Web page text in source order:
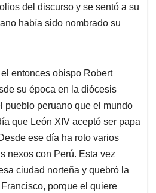
del discurso y se sentó a su
había sido nombrado su
entonces obispo Robert
su época en la diócesis
pueblo peruano que el mundo
que León XIV aceptó ser papa
ese día ha roto varios
nexos con Perú. Esta vez
ciudad norteña y quebró la
porque el quiere